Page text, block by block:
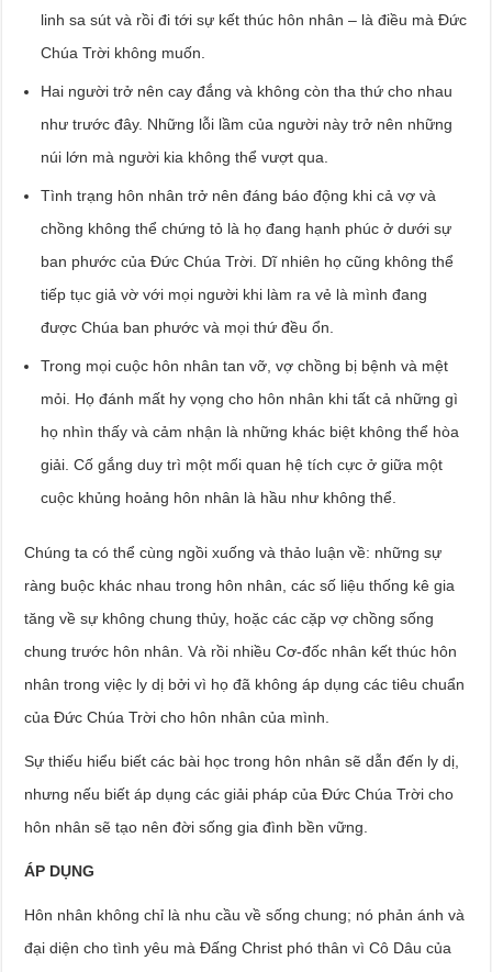
linh sa sút và rồi đi tới sự kết thúc hôn nhân – là điều mà Đức
Chúa Trời không muốn.
Hai người trở nên cay đắng và không còn tha thứ cho nhau
như trước đây. Những lỗi lầm của người này trở nên những
núi lớn mà người kia không thể vượt qua.
Tình trạng hôn nhân trở nên đáng báo động khi cả vợ và
chồng không thể chứng tỏ là họ đang hạnh phúc ở dưới sự
ban phước của Đức Chúa Trời. Dĩ nhiên họ cũng không thể
tiếp tục giả vờ với mọi người khi làm ra vẻ là mình đang
được Chúa ban phước và mọi thứ đều ổn.
Trong mọi cuộc hôn nhân tan vỡ, vợ chồng bị bệnh và mệt
mỏi. Họ đánh mất hy vọng cho hôn nhân khi tất cả những gì
họ nhìn thấy và cảm nhận là những khác biệt không thể hòa
giải. Cố gắng duy trì một mối quan hệ tích cực ở giữa một
cuộc khủng hoảng hôn nhân là hầu như không thể.
Chúng ta có thể cùng ngồi xuống và thảo luận về: những sự
ràng buộc khác nhau trong hôn nhân, các số liệu thống kê gia
tăng về sự không chung thủy, hoặc các cặp vợ chồng sống
chung trước hôn nhân. Và rồi nhiều Cơ-đốc nhân kết thúc hôn
nhân trong việc ly dị bởi vì họ đã không áp dụng các tiêu chuẩn
của Đức Chúa Trời cho hôn nhân của mình.
Sự thiếu hiểu biết các bài học trong hôn nhân sẽ dẫn đến ly dị,
nhưng nếu biết áp dụng các giải pháp của Đức Chúa Trời cho
hôn nhân sẽ tạo nên đời sống gia đình bền vững.
ÁP DỤNG
Hôn nhân không chỉ là nhu cầu về sống chung; nó phản ánh và
đại diện cho tình yêu mà Đấng Christ phó thân vì Cô Dâu của